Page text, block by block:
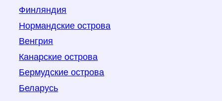
Финляндия
Нормандские острова
Венгрия
Канарские острова
Бермудские острова
Беларусь